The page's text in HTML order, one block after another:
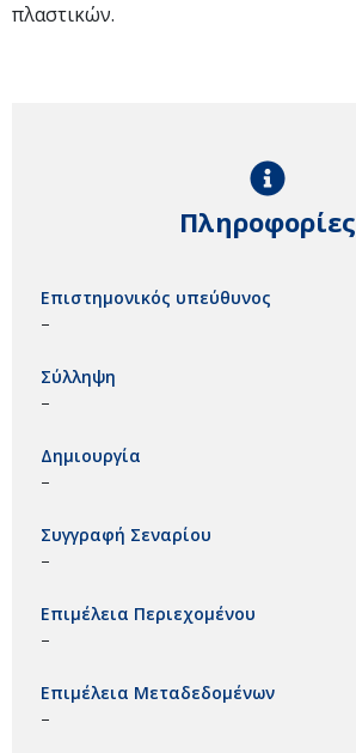
πλαστικών.
Πληροφορίες
Επιστημονικός υπεύθυνος
–
Σύλληψη
–
Δημιουργία
–
Συγγραφή Σεναρίου
–
Επιμέλεια Περιεχομένου
–
Επιμέλεια Μεταδεδομένων
–